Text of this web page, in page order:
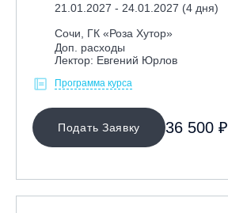
21.01.2027 - 24.01.2027 (4 дня)
Сочи, ГК «Роза Хутор»
Доп. расходы
Лектор: Евгений Юрлов
Программа курса
Подать Заявку 36 500 ₽